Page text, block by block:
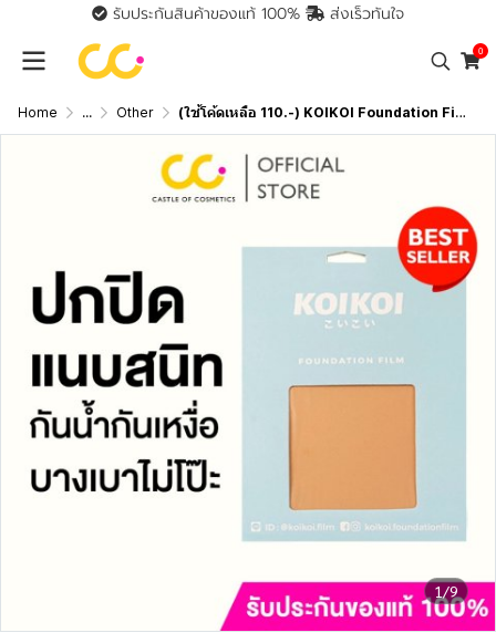
รับประกันสินค้าของแท้ 100% ส่งเร็วทันใจ
0
Home ... Other (ใช้โค้ดเหลือ 110.-) KOIKOI Foundation Film - Tattoo แผ่นฟิล์มสำหรับปกปิดรอยสัก ปิดสีรอยสักมิดสนิทแบบไม่ต้องโบก
1/9